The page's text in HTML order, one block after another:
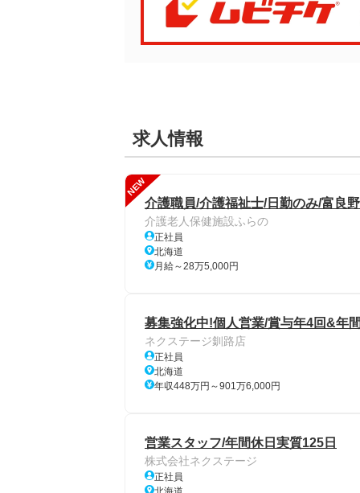
求人情報
NEW
介護職員/介護福祉士/日勤のみ/富良
介護老人保健施設ふらの
正社員
北海道
月給～28万5,000円
募集強化中!個人営業/賞与年4回&年
ネクステージ釧路店
正社員
北海道
年収448万円～901万6,000円
営業スタッフ/年間休日実質125日
株式会社ネクステージ
正社員